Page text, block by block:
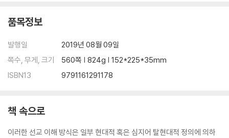
품목정보
발행일
2019년 08월 09일
쪽수, 무게, 크기
560쪽 | 824g | 152*225*35mm
ISBN13
9791161291178
책 속으로
이러한 선교 이해 방식은 일부 현대적 혹은 심지어 탈현대적 정의에 의하